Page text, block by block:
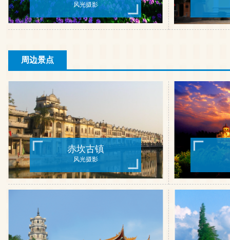
风光摄影
周边景点
赤坎古镇
风光摄影